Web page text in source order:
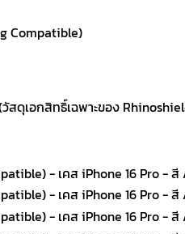
Compatible)
สดุเอกสิทธิ์เฉพาะของ